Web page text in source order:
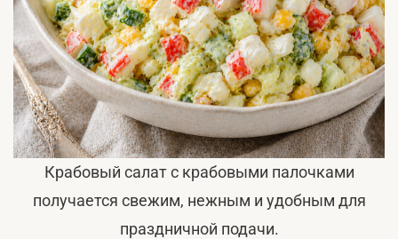
Крабовый салат с крабовыми палочками
получается свежим, нежным и удобным для
праздничной подачи.